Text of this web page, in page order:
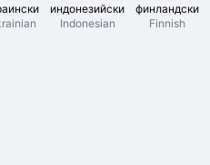
индонезийски
Indonesian
финландски
Finnish